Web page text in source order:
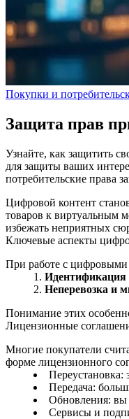
Покупки и
Защита прав
Узнайте, как защитить
для защиты ваших
потребительские права
Цифровой контент
товаров к виртуальным
избежать неприятных
Ключевые аспекты
При работе с цифровыми
Идентификация
Неперевозка и
Понимание этих
Лицензионные
Многие покупатели
форме лицензионного
Переустановка:
Передача:
Обновления: вы
Сервисы и